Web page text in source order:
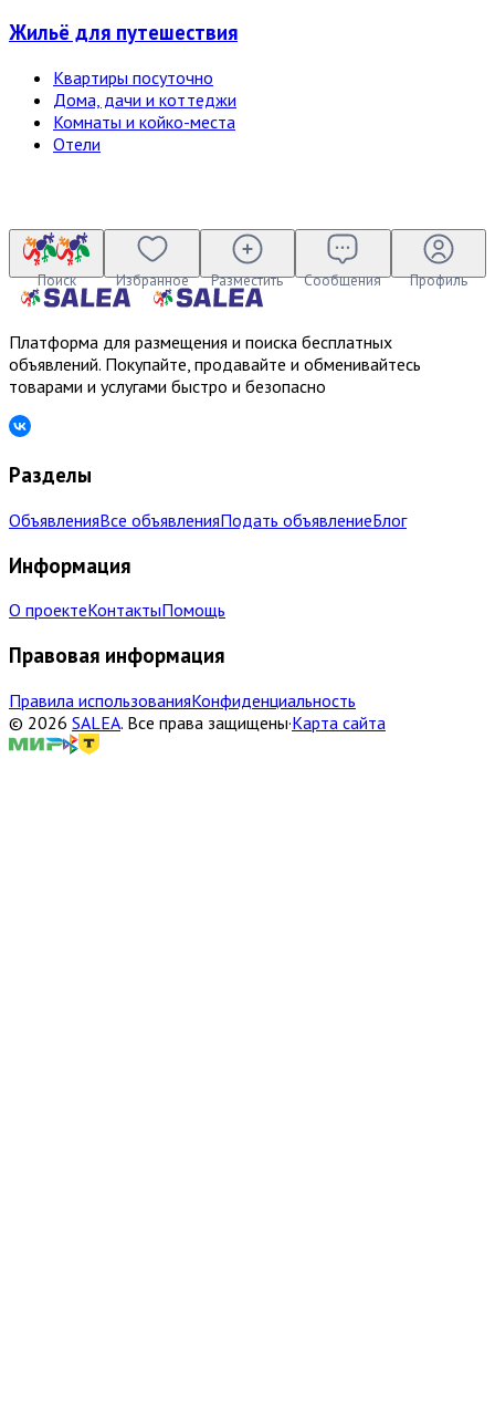
Жильё для путешествия
Квартиры посуточно
Дома, дачи и коттеджи
Комнаты и койко-места
Отели
Поиск Избранное Разместить Сообщения Профиль
Платформа для размещения и поиска бесплатных
объявлений. Покупайте, продавайте и обменивайтесь
товарами и услугами быстро и безопасно
Разделы
ОбъявленияВсе объявленияПодать объявлениеБлог
Информация
О проектеКонтактыПомощь
Правовая информация
Правила использованияКонфиденциальность
© 2026 SALEA. Все права защищены·Карта сайта